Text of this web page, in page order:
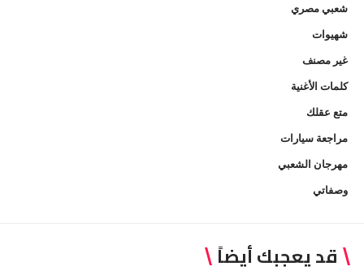
شعبي مصري
شهيوات
غير مصنف
كلمات الأغنية
متع عقلك
مراجعة سيارات
مهرجان الشعبي
وصفاتي
قد يعجبك أيضاً